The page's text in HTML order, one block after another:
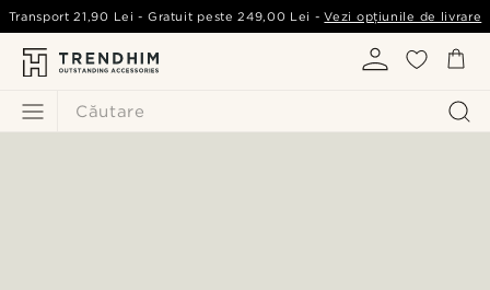
Căutare
Transport 21,90 Lei - Gratuit peste249,00 Lei -Vezi opțiunile de livrare